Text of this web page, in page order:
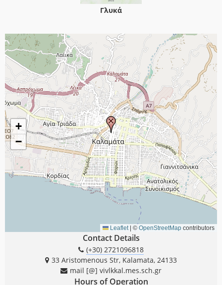
Γλυκά
Contact Details
(+30) 2721096818
33 Aristomenous Str, Kalamata, 24133
mail [@] vivlkkal.mes.sch.gr
Hours of Operation